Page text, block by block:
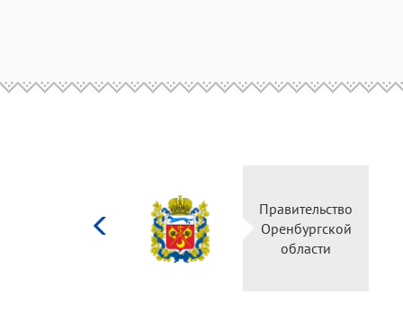
Правительство
Оренбургской
области